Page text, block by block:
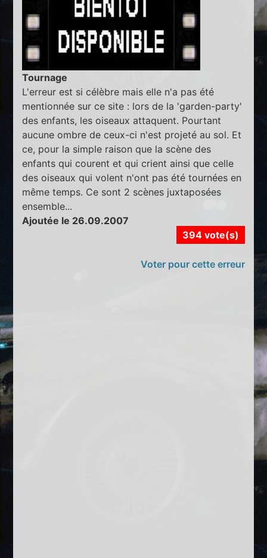
Tournage
L'erreur est si célèbre mais elle n'a pas été
mentionnée sur ce site : lors de la 'garden-party'
des enfants, les oiseaux attaquent. Pourtant
aucune ombre de ceux-ci n'est projeté au sol. Et
ce, pour la simple raison que la scène des
enfants qui courent et qui crient ainsi que celle
des oiseaux qui volent n'ont pas été tournées en
même temps. Ce sont 2 scènes juxtaposées
ensemble...
Ajoutée le 26.09.2007
394 vote(s)
Voter pour cette erreur